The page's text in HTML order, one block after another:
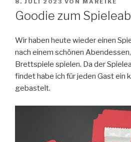
AM
8. JULI 2023 VON MAREIKE
Goodie zum
Wir haben heute wieder einen
nach einem schönen
Brettspiele spielen. Da der
findet habe ich für jeden Gast ein
gebastelt.